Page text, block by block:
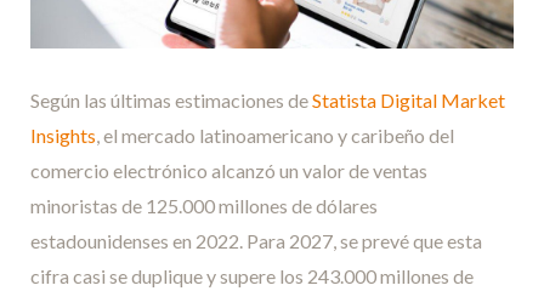
Según las últimas estimaciones deStatista Digital Market
Insights , el mercado latinoamericano y caribeño del
comercio electrónico alcanzó un valor de ventas
minoristas de 125.000 millones de dólares
estadounidenses en 2022. Para 2027, se prevé que esta
cifra casi se duplique y supere los 243.000 millones de